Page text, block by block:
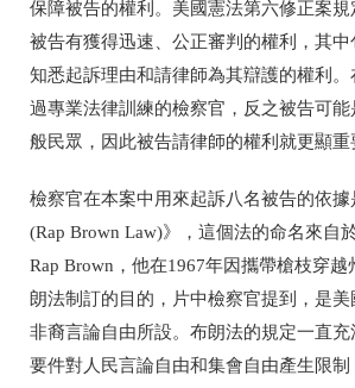
保障被告的權利。美國憲法第六修正案規
被告有獲得迅速、公正審判的權利，其中
知悉起訴理由和請律師為其辯護的權利
過專業法律訓練的檢察官，反之被告可
般民眾，因此被告請律師的權利就更顯重
檢察官在本案中用來起訴八名被告的依據
(Rap Brown Law)》，這個法的命名來自
Rap Brown，他在1967年因攜帶槍枝穿
朗法制訂的目的，片中檢察官提到，是美
非裔言論自由所設。布朗法的規定一直
要件對人民言論自由和集會自由產生限